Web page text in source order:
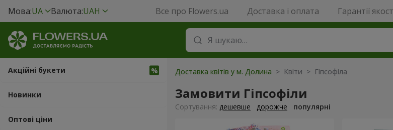
Мова:UA Валюта:UAH Все про Flowers.ua Доставка і оплата Гарантії
Акційні букети
Новинки
Оптові ціни
Доставка квітів у м. Долина > Квіти > Гіпсофіла
Замовити Гіпсофіли
Сортування: дешевше дорожче популярні